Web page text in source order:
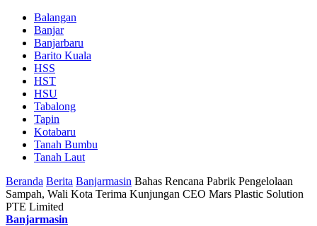
Balangan
Banjar
Banjarbaru
Barito Kuala
HSS
HST
HSU
Tabalong
Tapin
Kotabaru
Tanah Bumbu
Tanah Laut
Beranda Berita Banjarmasin Bahas Rencana Pabrik Pengelolaan
Sampah, Wali Kota Terima Kunjungan CEO Mars Plastic Solution
PTE Limited
Banjarmasin